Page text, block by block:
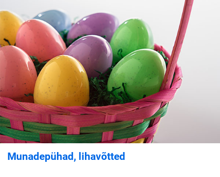
Munadepühad, lihavõtted